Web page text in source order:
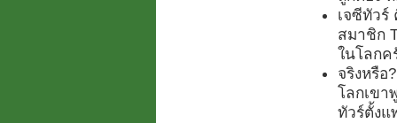
เจซีทัวร์
สมาชิก
ในโลกค
จริงหรือ
โลกเขา
ทัวร์ตั้งแ